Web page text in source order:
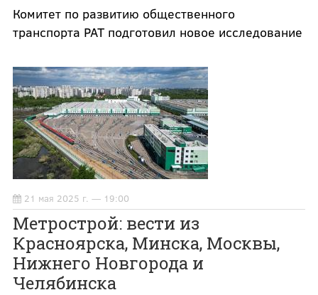
Комитет по развитию общественного
транспорта РАТ подготовил новое исследование
21 мая 2025 г. — 19:00
Метрострой: вести из
Красноярска, Минска, Москвы,
Нижнего Новгорода и
Челябинска